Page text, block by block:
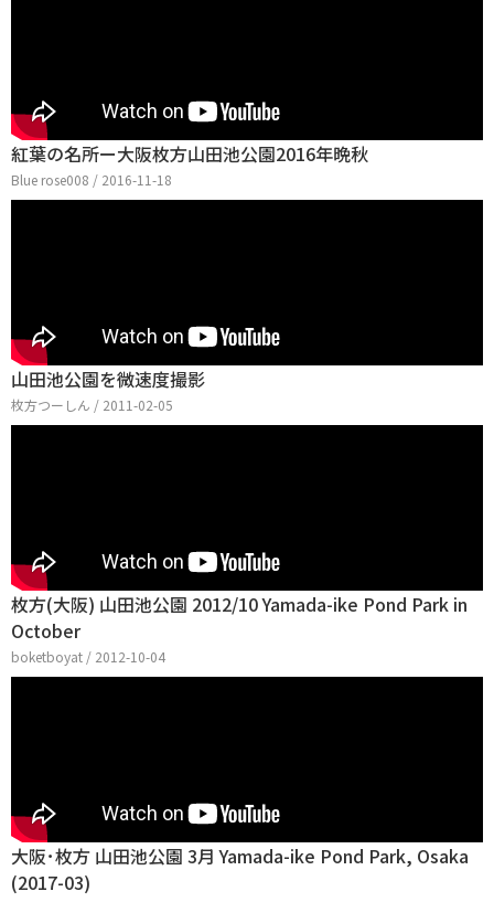
紅葉の名所ー大阪枚方山田池公園2016年晩秋
Blue rose008 / 2016-11-18
山田池公園を微速度撮影
枚方つーしん / 2011-02-05
枚方(大阪) 山田池公園 2012/10 Yamada-ike Pond Park in
October
boketboyat / 2012-10-04
大阪･枚方 山田池公園 3月 Yamada-ike Pond Park, Osaka
(2017-03)